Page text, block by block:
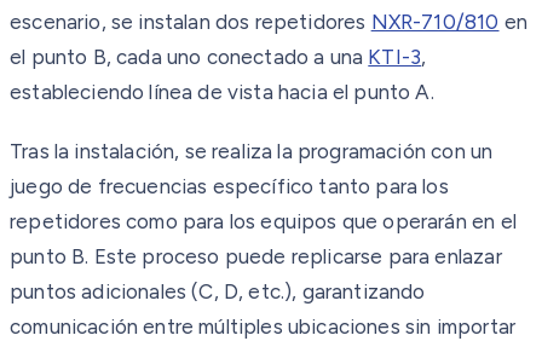
escenario, se instalan dos repetidores NXR-710/810 en
el punto B, cada uno conectado a una KTI-3,
estableciendo línea de vista hacia el punto A.
Tras la instalación, se realiza la programación con un
juego de frecuencias específico tanto para los
repetidores como para los equipos que operarán en el
punto B. Este proceso puede replicarse para enlazar
puntos adicionales (C, D, etc.), garantizando
comunicación entre múltiples ubicaciones sin importar